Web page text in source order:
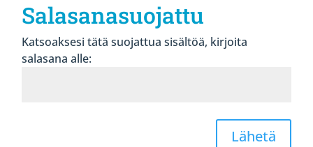
Salasanasuojattu
Katsoaksesi tätä suojattua sisältöä, kirjoita
salasana alle:
Lähetä